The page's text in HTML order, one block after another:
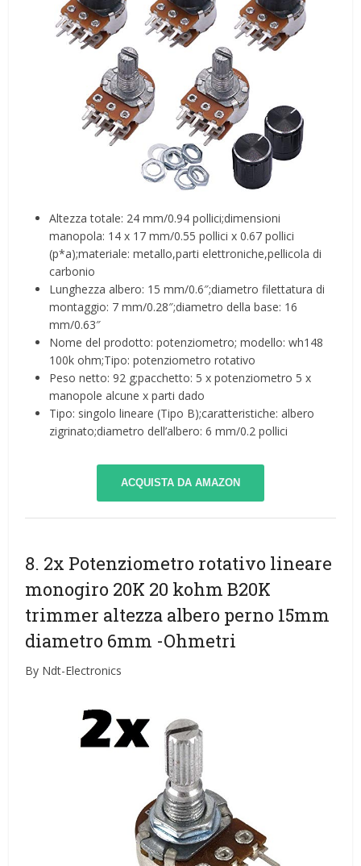
Altezza totale: 24 mm/0.94 pollici;dimensioni
manopola: 14 x 17 mm/0.55 pollici x 0.67 pollici
(p*a);materiale: metallo,parti elettroniche,pellicola di
carbonio
Lunghezza albero: 15 mm/0.6″;diametro filettatura di
montaggio: 7 mm/0.28″;diametro della base: 16
mm/0.63″
Nome del prodotto: potenziometro; modello: wh148
100k ohm;Tipo: potenziometro rotativo
Peso netto: 92 g;pacchetto: 5 x potenziometro 5 x
manopole alcune x parti dado
Tipo: singolo lineare (Tipo B);caratteristiche: albero
zigrinato;diametro dell’albero: 6 mm/0.2 pollici
ACQUISTA DA AMAZON
8. 2x Potenziometro rotativo lineare
monogiro 20K 20 kohm B20K
trimmer altezza albero perno 15mm
diametro 6mm -Ohmetri
By Ndt-Electronics